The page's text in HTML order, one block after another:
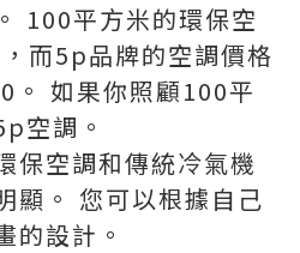
100平方米的環保空
而5p品牌的空調價格
。 如果你照顧100平
空調。
保空調和傳統冷氣機
顯。 您可以根據自己
的設計。